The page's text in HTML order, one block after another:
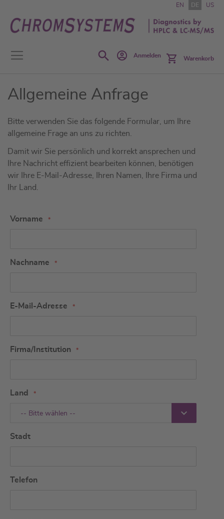
Inhalt
springen
EN DE US
SearchAnmelden Warenkorb
Allgemeine Anfrage
Bitte verwenden Sie das folgende Formular, um Ihre
allgemeine Frage an uns zu richten.
Damit wir Sie persönlich und korrekt ansprechen und
Ihre Nachricht effizient bearbeiten können, benötigen
wir Ihre E-Mail-Adresse, Ihren Namen, Ihre Firma und
Ihr Land.
Vorname
Nachname
E-Mail-Adresse
Firma/Institution
Land
-- Bitte wählen --
Stadt
Telefon